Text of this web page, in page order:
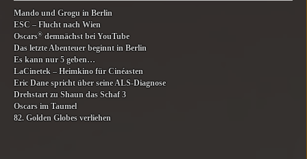
Mando und Grogu in Berlin
ESC – Flucht nach Wien
Oscars® demnächst bei YouTube
Das letzte Abenteuer beginnt in Berlin
Es kann nur 5 geben…
LaCinetek – Heimkino für Cinéasten
Eric Dane spricht über seine ALS-Diagnose
Drehstart zu Shaun das Schaf 3
Oscars im Taumel
82. Golden Globes verliehen